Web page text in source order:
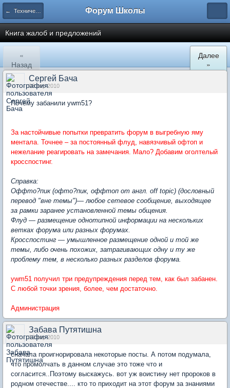
← Технический отдел Форум Школы
Книга жалоб и предложений
«
Назад
Далее
»
Сергей Бача
08 апр 2010
Почему забанили ywm51?
За настойчивые попытки превратить форум в выгребную яму
ментала. Точнее – за постоянный флуд, навязчивый офтоп и
нежелание реагировать на замечания. Мало? Добавим оголтелый
кросспостинг.
Справка:
Оффто?пик (офто?пик, оффтоп от англ. off topic) (дословный
перевод "вне темы")— любое сетевое сообщение, выходящее
за рамки заранее установленной темы общения.
Флуд — размещение однотипной информации на нескольких
ветках форума или разных форумах.
Кросспостинг — умышленное размещение одной и той же
темы, либо очень похожих, затрагивающих одну и ту же
проблему тем, в несколько разных разделов форума.
ywm51 получил три предупреждения перед тем, как был забанен.
С любой точки зрения, более, чем достаточно.
Администрация
Забава Путятишна
12 апр 2010
сначала проигнорировала некоторые посты. А потом подумала,
что промолчать в данном случае это тоже что и
согласится..Поэтому выскажусь. вот уж воистину нет пророков в
родном отечестве.... кто то приходит на этот форум за знаниями